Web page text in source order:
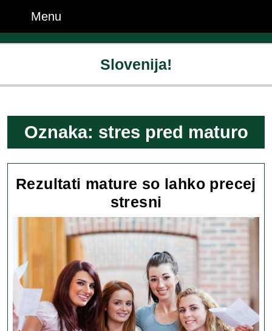
content
Menu
Slovenija!
Oznaka: stres pred maturo
Rezultati mature so lahko precej
stresni
mature
so
lahko
precej
stresni